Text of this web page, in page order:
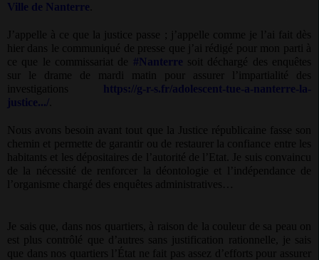
Ville de Nanterre
J’appelle à ce que la justice passe ; j’appelle comme je l’ai fait dès
hier dans le communiqué de presse que j’ai rédigé pour mon parti à
ce que le commissariat de #Nanterre soit déchargé des enquêtes
sur le drame de mardi matin pour assurer l’impartialité des
investigations https://g-r-s.fr/adolescent-tue-a-nanterre-la-
justice.../
Nous avons besoin avant tout que la Justice républicaine fasse son
chemin et permette de garantir ou de restaurer la confiance entre les
habitants et les dépositaires de l’autorité de l’Etat. Je suis convaincu
de la nécessité de renforcer la déontologie et l’indépendance de
l’organisme chargé des enquêtes administratives…
Je sais que, dans nos quartiers, à raison de la couleur de sa peau on
est plus contrôlé que d’autres sans justification rationnelle, je sais
que dans nos quartiers l’État ne fait pas assez d’efforts pour assurer